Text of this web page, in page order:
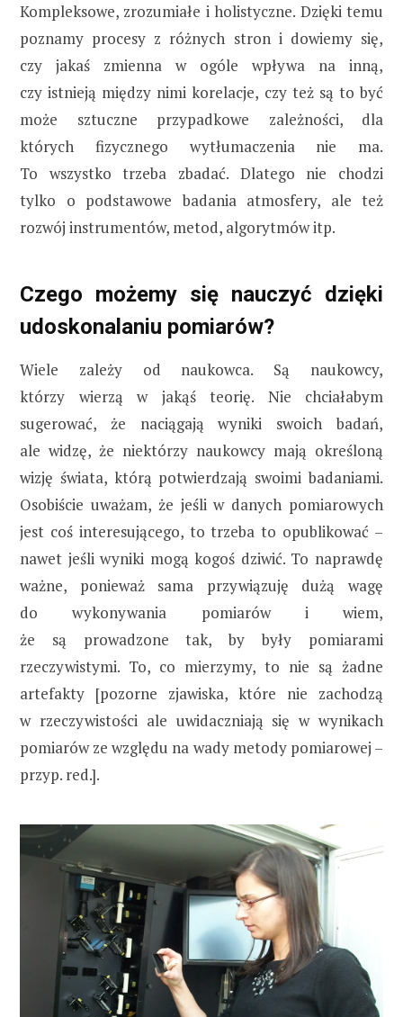
Kompleksowe, zrozumiałe i holistyczne. Dzięki temu
poznamy procesy z różnych stron i dowiemy się,
czy jakaś zmienna w ogóle wpływa na inną,
czy istnieją między nimi korelacje, czy też są to być
może sztuczne przypadkowe zależności, dla
których fizycznego wytłumaczenia nie ma.
To wszystko trzeba zbadać. Dlatego nie chodzi
tylko o podstawowe badania atmosfery, ale też
rozwój instrumentów, metod, algorytmów itp.
Czego możemy się nauczyć dzięki
udoskonalaniu pomiarów?
Wiele zależy od naukowca. Są naukowcy,
którzy wierzą w jakąś teorię. Nie chciałabym
sugerować, że naciągają wyniki swoich badań,
ale widzę, że niektórzy naukowcy mają określoną
wizję świata, którą potwierdzają swoimi badaniami.
Osobiście uważam, że jeśli w danych pomiarowych
jest coś interesującego, to trzeba to opublikować –
nawet jeśli wyniki mogą kogoś dziwić. To naprawdę
ważne, ponieważ sama przywiązuję dużą wagę
do wykonywania pomiarów i wiem,
że są prowadzone tak, by były pomiarami
rzeczywistymi. To, co mierzymy, to nie są żadne
artefakty [pozorne zjawiska, które nie zachodzą
w rzeczywistości ale uwidaczniają się w wynikach
pomiarów ze względu na wady metody pomiarowej –
przyp. red.].